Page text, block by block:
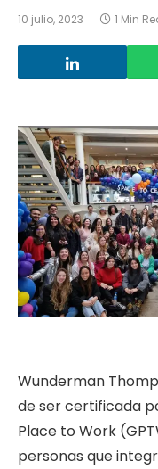
10 julio, 2023 1 Min
Wunderman
de ser certificada
Place to Work
personas que